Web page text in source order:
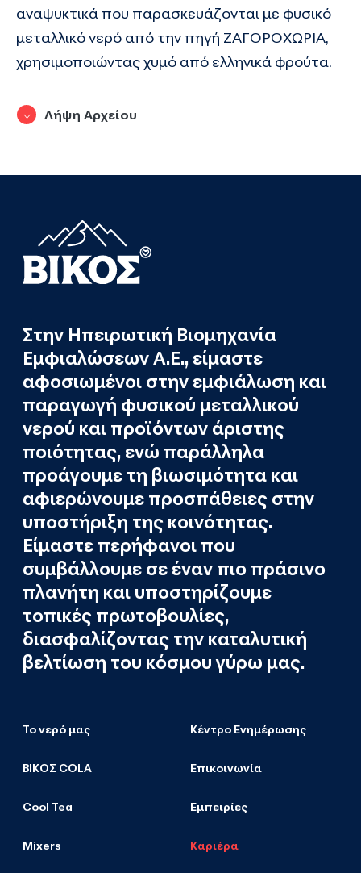
αναψυκτικά που παρασκευάζονται με φυσικό
μεταλλικό νερό από την πηγή ΖΑΓΟΡΟΧΩΡΙΑ,
χρησιμοποιώντας χυμό από ελληνικά φρούτα.
Λήψη Αρχείου
Στην Ηπειρωτική Βιομηχανία
Εμφιαλώσεων Α.Ε., είμαστε
αφοσιωμένοι στην εμφιάλωση και
παραγωγή φυσικού μεταλλικού
νερού και προϊόντων άριστης
ποιότητας, ενώ παράλληλα
προάγουμε τη βιωσιμότητα και
αφιερώνουμε προσπάθειες στην
υποστήριξη της κοινότητας.
Είμαστε περήφανοι που
συμβάλλουμε σε έναν πιο πράσινο
πλανήτη και υποστηρίζουμε
τοπικές πρωτοβουλίες,
διασφαλίζοντας την καταλυτική
βελτίωση του κόσμου γύρω μας.
Το νερό μας
ΒΙΚΟΣ COLA
Cool Tea
Mixers
Κέντρο Ενημέρωσης
Επικοινωνία
Εμπειρίες
Καριέρα